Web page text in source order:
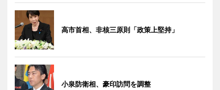
高市首相、非核三原則「政策上堅持」
小泉防衛相、豪印訪問を調整